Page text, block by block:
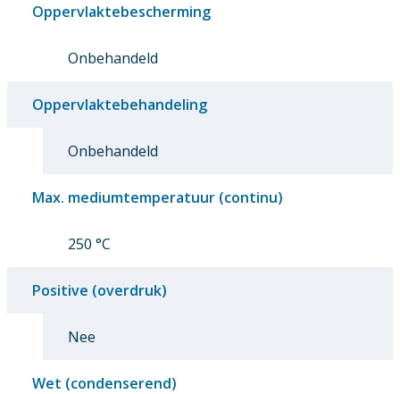
Oppervlaktebescherming
Onbehandeld
Oppervlaktebehandeling
Onbehandeld
Max. mediumtemperatuur (continu)
250 °C
Positive (overdruk)
Nee
Wet (condenserend)